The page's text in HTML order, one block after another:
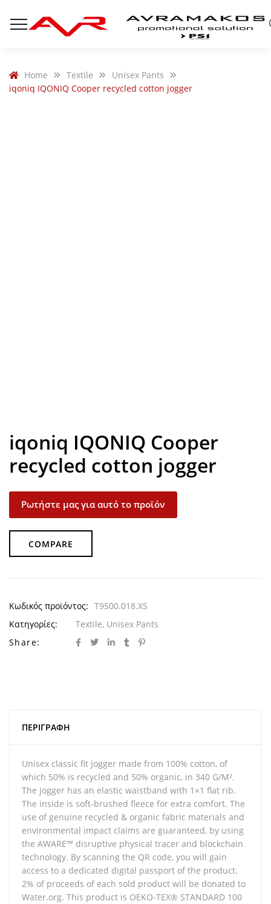
Home Textile
Unisex Pants
iqoniq IQONIQ Cooper recycled cotton jogger
iqoniq IQONIQ Cooper
recycled cotton jogger
Ρωτήστε μας για αυτό το προϊόν
COMPARE
Κωδικός προϊόντος: T9500.018.XS
Κατηγορίες:
Textile, Unisex Pants
Share:
ΠΕΡΙΓΡΑΦΉ
Unisex classic fit jogger made from 100% cotton, of
which 50% is recycled and 50% organic, in 340 G/M².
The jogger has an elastic waistband with 1×1 flat rib.
The inside is soft-brushed fleece for extra comfort. The
use of genuine recycled & organic fabric materials and
environmental impact claims are guaranteed, by using
the AWARE™ disruptive physical tracer and blockchain
technology. By scanning the QR code, you will gain
access to a dedicated digital passport of the product.
2% of proceeds of each sold product will be donated to
Water.org. This product is OEKO-TEX® STANDARD 100